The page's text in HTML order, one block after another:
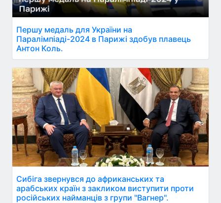
Першу медаль для України на
Паралімпіаді-2024 в Парижі здобув плавець
Антон Коль.
Сибіга звернувся до африканських та
арабських країн з закликом виступити проти
російських найманців з групи "Вагнер".